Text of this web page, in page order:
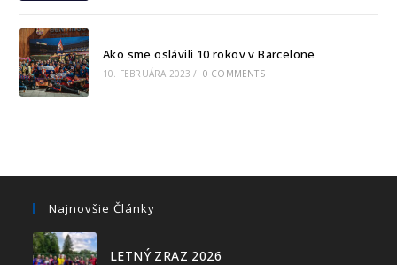
Ako sme oslávili 10 rokov v Barcelone
10. FEBRUÁRA 2023 / 0 COMMENTS
Najnovšie Články
LETNÝ ZRAZ 2026